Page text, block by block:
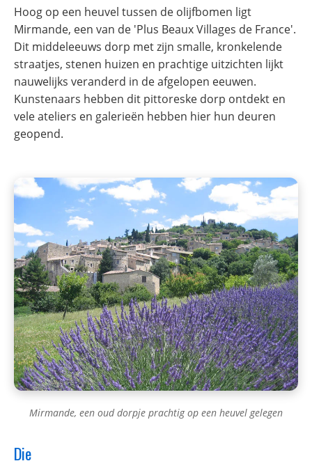
Hoog op een heuvel tussen de olijfbomen ligt
Mirmande, een van de 'Plus Beaux Villages de France'.
Dit middeleeuws dorp met zijn smalle, kronkelende
straatjes, stenen huizen en prachtige uitzichten lijkt
nauwelijks veranderd in de afgelopen eeuwen.
Kunstenaars hebben dit pittoreske dorp ontdekt en
vele ateliers en galerieën hebben hier hun deuren
geopend.
Mirmande, een oud dorpje prachtig op een heuvel gelegen
Die